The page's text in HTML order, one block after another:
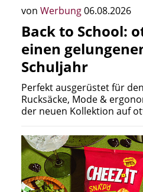
von Werbung06.08.2026
Back to School:
einen
Schuljahr
Perfekt ausgerüstet für
Rucksäcke, Mode &
der neuen Kollektion auf